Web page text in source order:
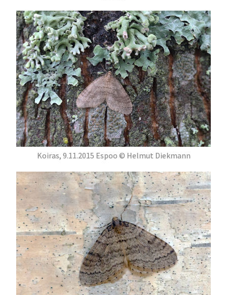
Koiras, 9.11.2015 Espoo © Helmut Diekmann